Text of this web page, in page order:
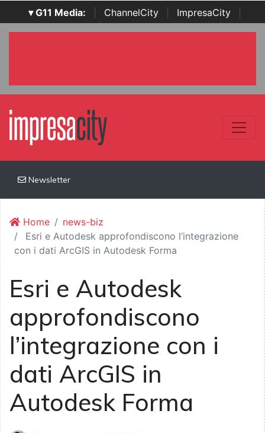
▾ G11 Media: ChannelCity ImpresaCity
SecurityOpenLab | Italian Channel Awards | Italian
Newsletter
Home
news-biz
Esri e Autodesk approfondiscono l’integrazione
con i dati ArcGIS in Autodesk Forma
Esri e Autodesk
approfondiscono
l’integrazione con i
dati ArcGIS in
Autodesk Forma